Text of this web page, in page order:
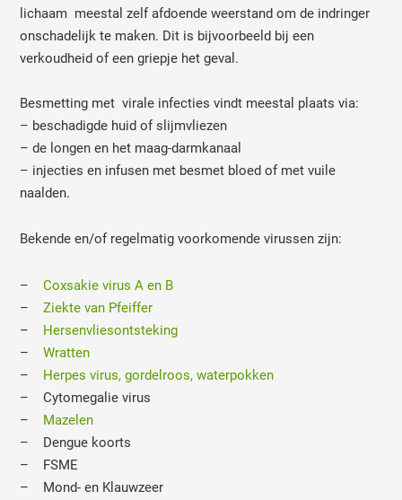
lichaam meestal zelf afdoende weerstand om de indringer
onschadelijk te maken. Dit is bijvoorbeeld bij een
verkoudheid of een griepje het geval.
Besmetting met virale infecties vindt meestal plaats via:
– beschadigde huid of slijmvliezen
– de longen en het maag-darmkanaal
– injecties en infusen met besmet bloed of met vuile
naalden.
Bekende en/of regelmatig voorkomende virussen zijn:
–Coxsakie virus A en B
–Ziekte van Pfeiffer
–
Hersenvliesontsteking
–Wratten
– Herpes virus, gordelroos, waterpokken
– Cytomegalie virus
– Mazelen
– Dengue koorts
– FSME
– Mond- en Klauwzeer